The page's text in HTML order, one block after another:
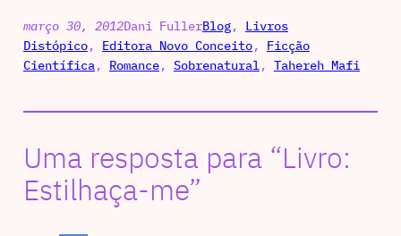
março 30, 2012Dani FullerBlog, Livros
Distópico, Editora Novo Conceito, Ficção
Científica, Romance, Sobrenatural, Tahereh Mafi
Uma resposta para “Livro:
Estilhaça-me”